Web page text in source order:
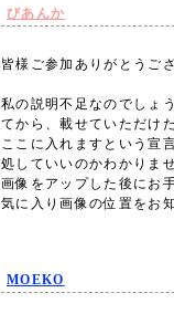
びあんか
皆様ご参加ありがとうご
私の説明不足なのでしょ
てから、載せていただけ
ここに入れますという宣
処していいのかわかりま
画像をアップした後にお
気に入り画像の位置をお
MOEKO